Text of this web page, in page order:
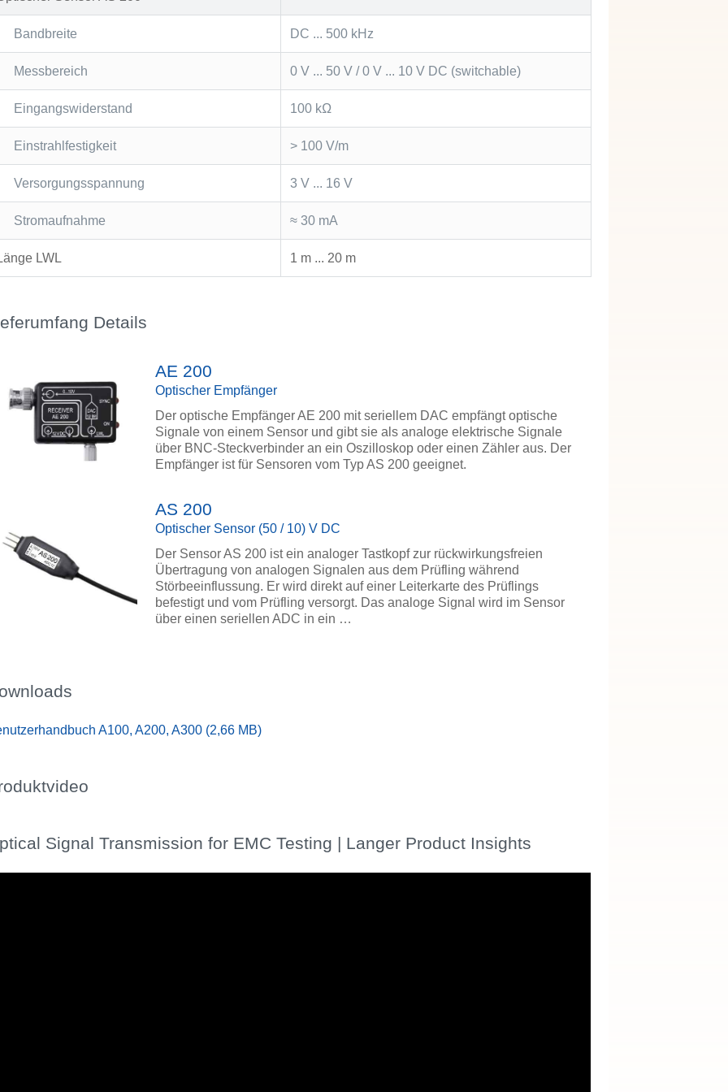
Bandbreite DC ... 500 kHz
Messbereich 0 V ... 50 V / 0 V ... 10 V DC (switchable)
Eingangswiderstand 100 kΩ
Einstrahlfestigkeit > 100 V/m
Versorgungsspannung 3 V ... 16 V
Stromaufnahme ≈ 30 mA
LWL 1 m ... 20 m
Details
AE 200
Optischer Empfänger
Der optische Empfänger AE 200 mit seriellem DAC empfängt optische
Signale von einem Sensor und gibt sie als analoge elektrische Signale
über BNC-Steckverbinder an ein Oszilloskop oder einen Zähler aus. Der
Empfänger ist für Sensoren vom Typ AS 200 geeignet.
AS 200
Optischer Sensor (50 / 10) V DC
Der Sensor AS 200 ist ein analoger Tastkopf zur rückwirkungsfreien
Übertragung von analogen Signalen aus dem Prüfling während
Störbeeinflussung. Er wird direkt auf einer Leiterkarte des Prüflings
befestigt und vom Prüfling versorgt. Das analoge Signal wird im Sensor
über einen seriellen ADC in ein …
A100, A200, A300 (2,66 MB)
Signal Transmission for EMC Testing | Langer Product Insights